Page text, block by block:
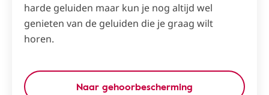
harde geluiden maar kun je nog altijd wel
genieten van de geluiden die je graag wilt
horen.
Naar gehoorbescherming